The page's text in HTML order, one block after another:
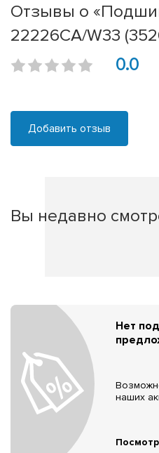
Отзывы о
22226CA/W33
0.0
Добавить отзыв
Вы недавно
Нет
наших